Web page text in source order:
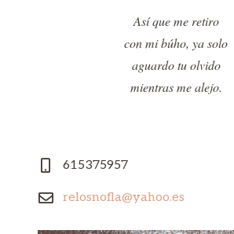
Así que me retiro
con mi búho, ya solo
aguardo tu olvido
mientras me alejo.
615375957
relosnofla@yahoo.es